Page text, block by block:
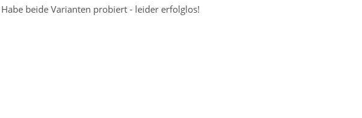
Habe beide Varianten probiert - leider erfolglos!